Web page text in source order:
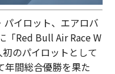
イロット、エアロバ
「Red Bull Air Race W
のパイロットとして
年間総合優勝を果た